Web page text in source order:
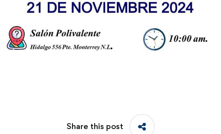
Share this post